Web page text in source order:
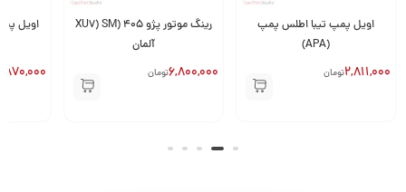
اویل پمپ تیبا اطلس پمپ
(APA)
2,811,000تومان
رینگ موتور پژو 405 (XU7) SM
آلمان
6,800,000تومان
اویل